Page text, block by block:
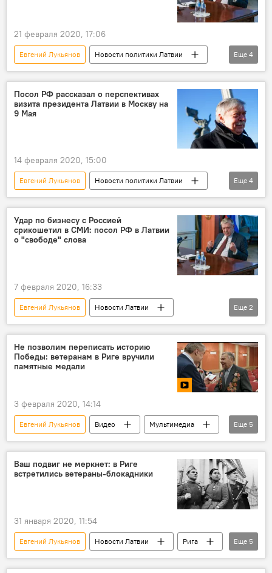
21 февраля 2020, 17:06
Евгений Лукьянов
Новости политики Латвии
Поддержка соотечественников и программа переселения в Россию
Латвия
Россия русские
Еще 4
Посол РФ рассказал о перспективах
визита президента Латвии в Москву на
9 Мая
14 февраля 2020, 15:00
Евгений Лукьянов
Новости политики Латвии
Новости мира
Новости России
Латвия
посольство РФ в Латвии
Еще 4
Удар по бизнесу с Россией
срикошетил в СМИ: посол РФ в Латвии
о "свободе" слова
7 февраля 2020, 16:33
Евгений Лукьянов
Новости Латвии
Россия
Латвия посол
Еще 2
Не позволим переписать историю
Победы: ветеранам в Риге вручили
памятные медали
3 февраля 2020, 14:14
Евгений Лукьянов Видео
Мультимедиа
Рига
победа
Великая Отечественная война
медали
ветераны ВОВ
Еще 5
Ваш подвиг не меркнет: в Риге
встретились ветераны-блокадники
31 января 2020, 11:54
Евгений Лукьянов Новости Латвии
Рига
блокада Ленинграда
ветераны
Еще 5